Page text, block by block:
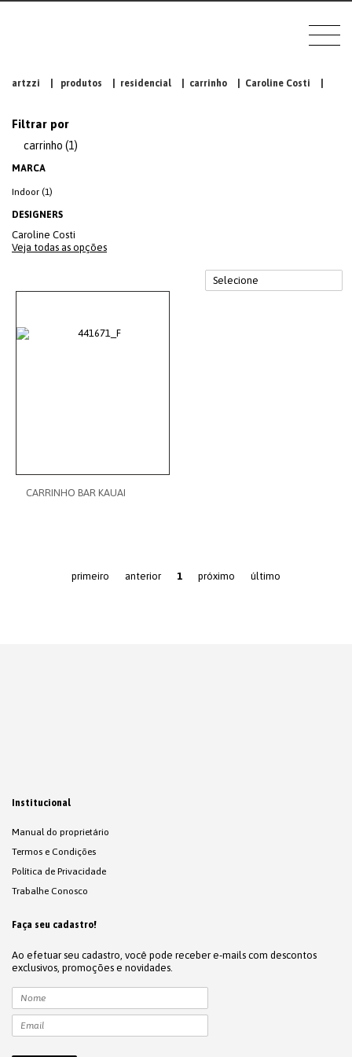
artzzi produtos residencial carrinho Caroline Costi
Filtrar por
carrinho (1)
MARCA
Indoor (1)
DESIGNERS
Caroline Costi
Veja todas as opções
CARRINHO BAR KAUAI
primeiro anterior 1 próximo último
Institucional
Manual do proprietário
Termos e Condições
Política de Privacidade
Trabalhe Conosco
Faça seu cadastro!
Ao efetuar seu cadastro, você pode receber e-mails com descontos
exclusivos, promoções e novidades.